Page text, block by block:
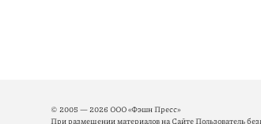
© 2005 — 2026 ООО «Фэшн Пресс»
При размещении материалов на Сайте Пользователь